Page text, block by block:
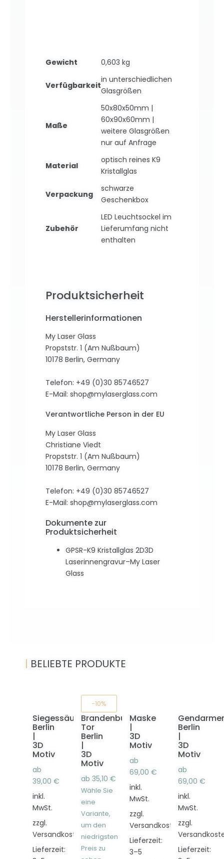
Gewicht 0,603 kg
Verfügbarkeit
in unterschiedlichen
Glasgrößen
Maße
50x80x50mm |
60x90x60mm |
weitere Glasgrößen
nur auf Anfrage
Material
optisch reines K9
Kristallglas
Verpackung
schwarze
Geschenkbox
Zubehör
LED Leuchtsockel im
Lieferumfang nicht
enthalten
Produktsicherheit
Herstellerinformationen
My Laser Glass
Propststr. 1 (Am Nußbaum)
10178 Berlin, Germany
Telefon: +49 (0)30 85746527
E-Mail: shop@mylaserglass.com
Verantwortliche Person in der EU
My Laser Glass
Christiane Viedt
Propststr. 1 (Am Nußbaum)
10178 Berlin, Germany
Telefon: +49 (0)30 85746527
E-Mail: shop@mylaserglass.com
Dokumente zur
Produktsicherheit
GPSR-K9 Kristallglas 2D3D
Laserinnengravur–My Laser
Glass
| BELIEBTE PRODUKTE
Siegessäule
Berlin
|
3D
Motiv
ab
39,00 €
inkl.
MwSt.
zzgl.
Versandkosten
Lieferzeit:
-10%
Brandenburger
Tor
Berlin
|
3D
Motiv
ab 35,10 €
Wähle Sie
eine
Variante,
um den
niedrigsten
Preis zu
Maske
|
3D
Motiv
ab
69,00 €
inkl.
MwSt.
zzgl.
Versandkosten
Lieferzeit:
3–5
Berlin
|
3D
Motiv
ab
69,00 €
inkl.
MwSt.
zzgl.
Lieferzeit: